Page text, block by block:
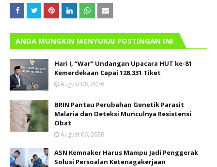
ANDA MUNGKIN MENYUKAI POSTINGAN INI
Hari I, “War” Undangan Upacara HUT ke-81
Kemerdekaan Capai 128.331 Tiket
August 06, 2026
BRIN Pantau Perubahan Genetik Parasit
Malaria dan Deteksi Munculnya Resistensi
Obat
August 06, 2026
ASN Kemnaker Harus Mampu Jadi Penggerak
Solusi Persoalan Ketenagakerjaan